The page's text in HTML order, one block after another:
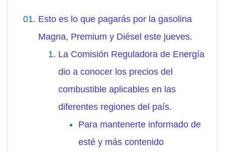
Esto es lo que pagarás por la gasolina
Magna, Premium y Diésel este jueves.
La Comisión Reguladora de Energía
dio a conocer los precios del
combustible aplicables en las
diferentes regiones del país.
Para mantenerte informado de
esté y más contenido